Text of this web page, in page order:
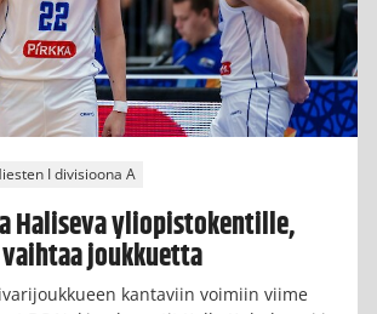
I divisioona A
Haliseva yliopistokentille,
joukkuetta
kantaviin voimiin viime